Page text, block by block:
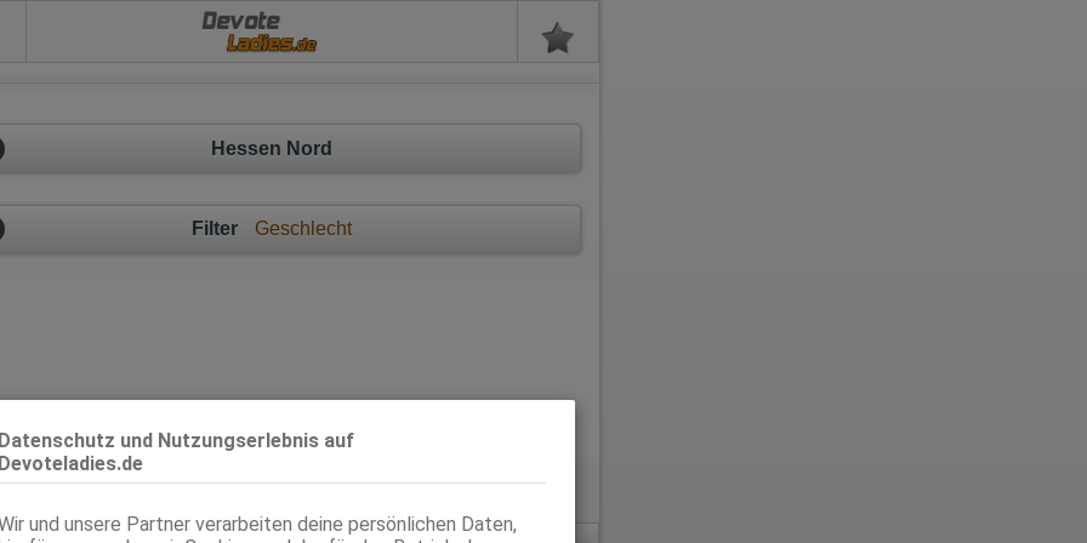
und Nutzungserlebnis auf
und unsere Partner verarbeiten deine persönlichen Daten,
Devote
Hessen Nord
Filter Geschlecht